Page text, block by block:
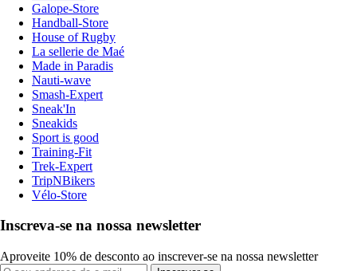
Galope-Store
Handball-Store
House of Rugby
La sellerie de Maé
Made in Paradis
Nauti-wave
Smash-Expert
Sneak'In
Sneakids
Sport is good
Training-Fit
Trek-Expert
TripNBikers
Vélo-Store
Inscreva-se na nossa newsletter
Aproveite 10% de desconto ao inscrever-se na nossa newsletter